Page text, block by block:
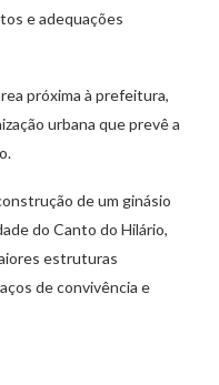
e adequações
próxima à prefeitura,
urbana que prevê a
de um ginásio
do Canto do Hilário,
estruturas
de convivência e